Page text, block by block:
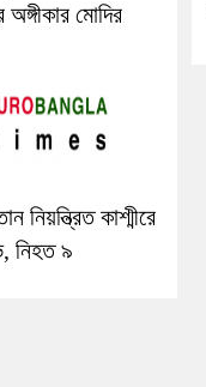
অঙ্গীকার মোদির
নিয়ন্ত্রিত কাশ্মীরে
নিহত ৯